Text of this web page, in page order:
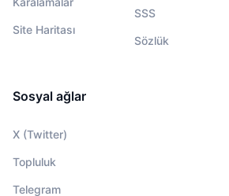
Site Haritası
SSS
Sözlük
Sosyal ağlar
X (Twitter)
Topluluk
Telegram